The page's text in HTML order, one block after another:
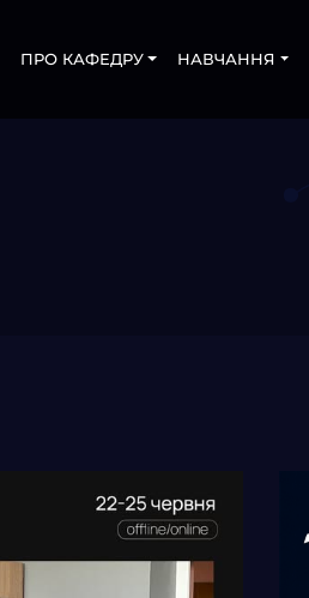
ПРО КАФЕДРУ НАВЧАННЯ